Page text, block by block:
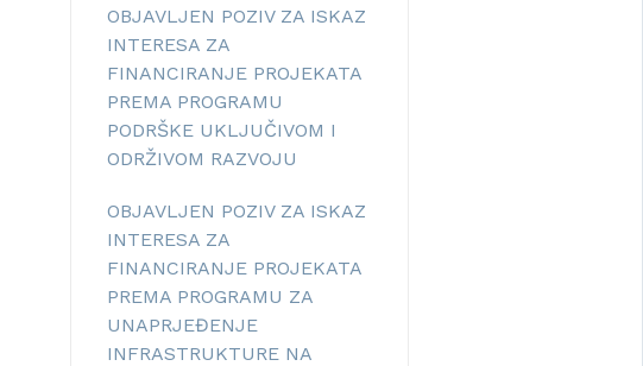
OBJAVLJEN POZIV ZA ISKAZ
INTERESA ZA
FINANCIRANJE PROJEKATA
PREMA PROGRAMU
PODRŠKE UKLJUČIVOM I
ODRŽIVOM RAZVOJU
OBJAVLJEN POZIV ZA ISKAZ
INTERESA ZA
FINANCIRANJE PROJEKATA
PREMA PROGRAMU ZA
UNAPRJEĐENJE
INFRASTRUKTURE NA